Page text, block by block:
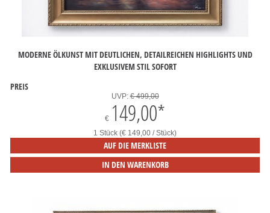
MODERNE ÖLKUNST MIT DEUTLICHEN, DETAILREICHEN HIGHLIGHTS UND
EXKLUSIVEM STIL SOFORT
PREIS
UVP:€ 499,00
€ 149,00*
1 Stück (€ 149,00 / Stück)
AUF DIE MERKLISTE
IN DEN WARENKORB